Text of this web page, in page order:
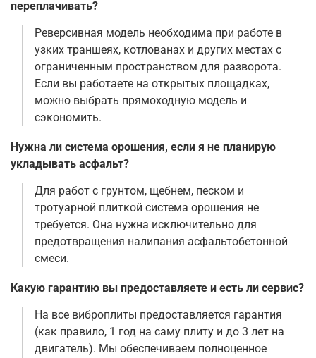
переплачивать?
Реверсивная модель необходима при работе в
узких траншеях, котлованах и других местах с
ограниченным пространством для разворота.
Если вы работаете на открытых площадках,
можно выбрать прямоходную модель и
сэкономить.
Нужна ли система орошения, если я не планирую
укладывать асфальт?
Для работ с грунтом, щебнем, песком и
тротуарной плиткой система орошения не
требуется. Она нужна исключительно для
предотвращения налипания асфальтобетонной
смеси.
Какую гарантию вы предоставляете и есть ли сервис?
На все виброплиты предоставляется гарантия
(как правило, 1 год на саму плиту и до 3 лет на
двигатель). Мы обеспечиваем полноценное